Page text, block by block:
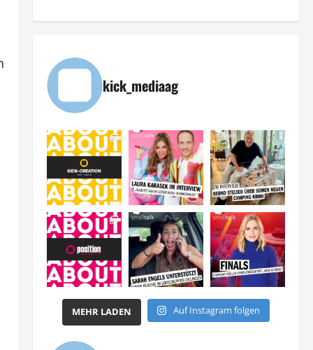
kick_mediaag
MEHR LADEN Auf Instagram folgen